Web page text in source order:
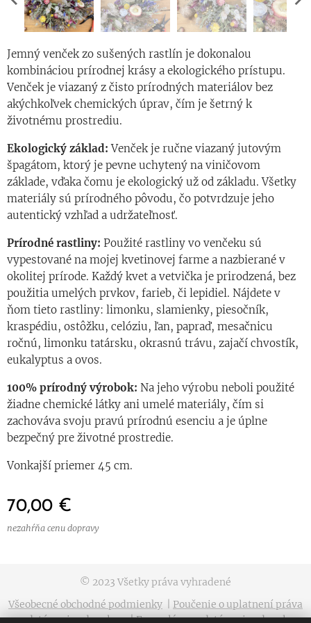
Jemný venček zo sušených rastlín je dokonalou
kombináciou prírodnej krásy a ekologického prístupu.
Venček je viazaný z čisto prírodných materiálov bez
akýchkoľvek chemických úprav, čím je šetrný k
životnému prostrediu.
Ekologický základ: Venček je ručne viazaný jutovým
špagátom, ktorý je pevne uchytený na viničovom
základe, vďaka čomu je ekologický už od základu. Všetky
materiály sú prírodného pôvodu, čo potvrdzuje jeho
autentický vzhľad a udržateľnosť.
Prírodné rastliny: Použité rastliny vo venčeku sú
vypestované na mojej kvetinovej farme a nazbierané v
okolitej prírode. Každý kvet a vetvička je prirodzená, bez
použitia umelých prvkov, farieb, či lepidiel. Nájdete v
ňom tieto rastliny: limonku, slamienky, piesočník,
kraspédiu, ostôžku, celóziu, ľan, papraď, mesačnicu
ročnú, limonku tatársku, okrasnú trávu, zajačí chvostík,
eukalyptus a ovos.
100% prírodný výrobok: Na jeho výrobu neboli použité
žiadne chemické látky ani umelé materiály, čím si
zachováva svoju pravú prírodnú esenciu a je úplne
bezpečný pre životné prostredie.
Vonkajší priemer 45 cm.
70,00 €
nezahŕňa cenu dopravy
© 2023 Všetky práva vyhradené
Všeobecné obchodné podmienky
Poučenie o uplatnení práva
na odstúpenie od zmluvy|Formulár na odstúpenie od zmluvy